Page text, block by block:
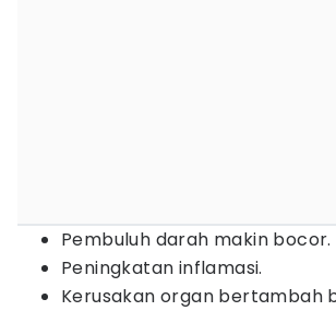
Pembuluh darah makin bocor.
Peningkatan inflamasi.
Kerusakan organ bertambah